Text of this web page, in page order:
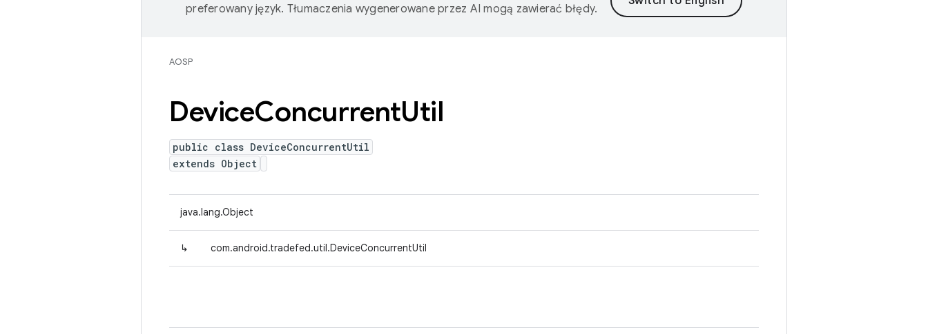
preferowany język. Tłumaczenia wygenerowane przez AI mogą zawierać błędy.
AOSP
DeviceConcurrentUtil
public class DeviceConcurrentUtil
extends Object
java.lang.Object
↳ com.android.tradefed.util.DeviceConcurrentUtil